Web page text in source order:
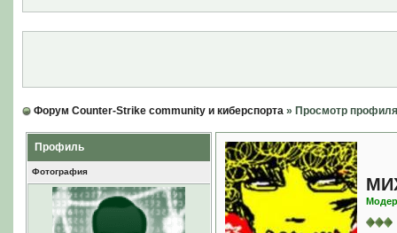
Форум Counter-Strike community и киберспорта» Просмотр профиля
Профиль
Фотография